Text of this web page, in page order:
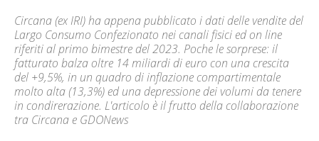
Circana (ex IRI) ha appena pubblicato i dati delle vendite del
Largo Consumo Confezionato nei canali fisici ed on line
riferiti al primo bimestre del 2023. Poche le sorprese: il
fatturato balza oltre 14 miliardi di euro con una crescita
del +9,5%, in un quadro di inflazione compartimentale
molto alta (13,3%) ed una depressione dei volumi da tenere
in condirerazione. L'articolo è il frutto della collaborazione
tra Circana e GDONews